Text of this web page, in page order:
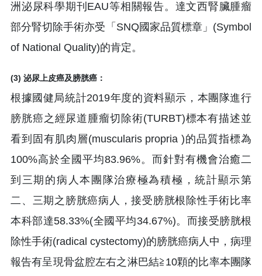
洲泌尿科學期刊EAU等相關報告。達文西腎臟腫瘤
部分腎切除手術亦受「SNQ國家品質標章」(Symbol
of National Quality)的肯定。
(3) 泌尿上皮癌及膀胱癌：
根據國健局統計2019年度的資料顯示，本團隊進行
膀胱癌之經尿道腫瘤切除術(TURBT)標本有描述並
看到固有肌肉層(muscularis propria )的品質指標為
100%高於全國平均83.96%。而針對有機會治癒二
到三期的病人本團隊治療極為積極，統計顯示第
二、三期之膀胱癌病人，接受膀胱根除性手術比率
本科部達58.33%(全國平均34.67%)。而接受膀胱根
除性手術(radical cystectomy)的膀胱癌病人中，病理
報告有呈現骨盆腔左右之淋巴結≧10顆的比率本團隊